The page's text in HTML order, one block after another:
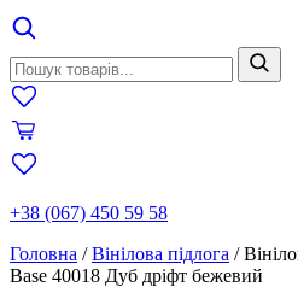
+38 (067) 450 59 58
Головна /Вінілова підлога /
Base 40018 Дуб дріфт бежевий